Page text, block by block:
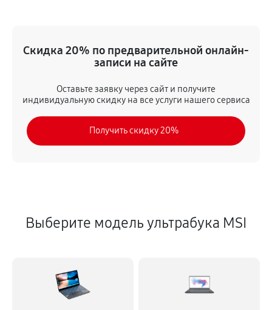
360 руб 60 минут
Ремонт южного моста
1240 руб 60 минут
Замена тачпада
Замена видеоадаптера (видеокарты)
Замена HDD (замена жёсткого диска)
290 руб
Скидка 20% по предварительной онлайн-
записи на сайте
Оставьте заявку через сайт и получите
индивидуальную скидку на все услуги нашего сервиса
Получить скидку 20%
Выберите модель ультрабука MSI